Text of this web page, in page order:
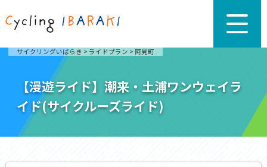
サイクリングいばらき > ライドプラン > 阿見町
【漫遊ライド】潮来・土浦ワンウェイラ
イド(サイクルーズライド)